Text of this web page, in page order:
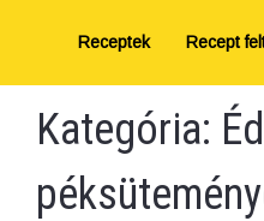
Receptek Recept
Kategória: